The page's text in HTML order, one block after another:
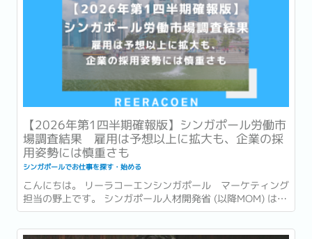
【2026年第1四半期確報版】シンガポール労働市
場調査結果 雇用は予想以上に拡大も、企業の採
用姿勢には慎重さも
シンガポールでお仕事を探す・始める
こんにちは。 リーラコーエンシンガポール マーケティング
担当の野上です。 シンガポール人材開発省 (以降MOM) は先
日の2026年6月15日、2026年第1四半期 (1〜3月) の労働市
場レポート (Labour Market Report) を発表しました。...